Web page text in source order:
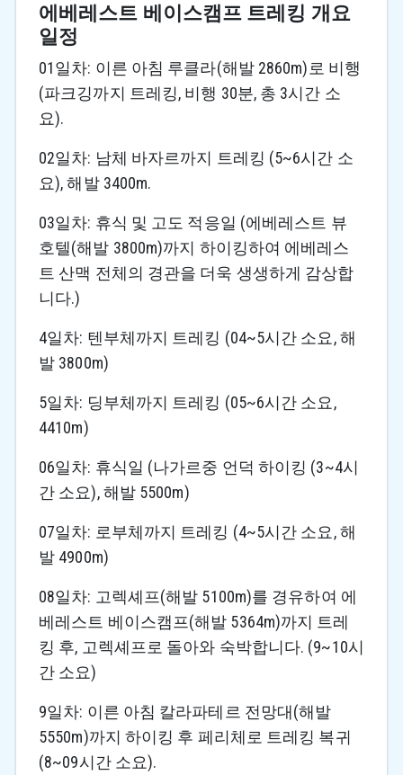
에베레스트 베이스캠프 트레킹 개요
일정
01일차: 이른 아침 루클라(해발 2860m)로 비행
(파크깅까지 트레킹, 비행 30분, 총 3시간 소
요).
02일차: 남체 바자르까지 트레킹 (5~6시간 소
요), 해발 3400m.
03일차: 휴식 및 고도 적응일 (에베레스트 뷰
호텔(해발 3800m)까지 하이킹하여 에베레스
트 산맥 전체의 경관을 더욱 생생하게 감상합
니다.)
4일차: 텐부체까지 트레킹 (04~5시간 소요, 해
발 3800m)
5일차: 딩부체까지 트레킹 (05~6시간 소요,
4410m)
06일차: 휴식일 (나가르중 언덕 하이킹 (3~4시
간 소요), 해발 5500m)
07일차: 로부체까지 트레킹 (4~5시간 소요, 해
발 4900m)
08일차: 고렉셰프(해발 5100m)를 경유하여 에
베레스트 베이스캠프(해발 5364m)까지 트레
킹 후, 고렉셰프로 돌아와 숙박합니다. (9~10시
간 소요)
9일차: 이른 아침 칼라파테르 전망대(해발
5550m)까지 하이킹 후 페리체로 트레킹 복귀
(8~09시간 소요).